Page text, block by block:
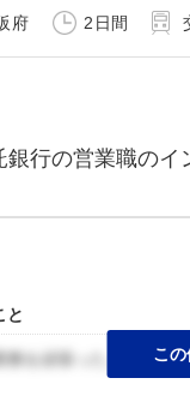
府 2日間
銀行の営業職の
と
を頑張った。 こ